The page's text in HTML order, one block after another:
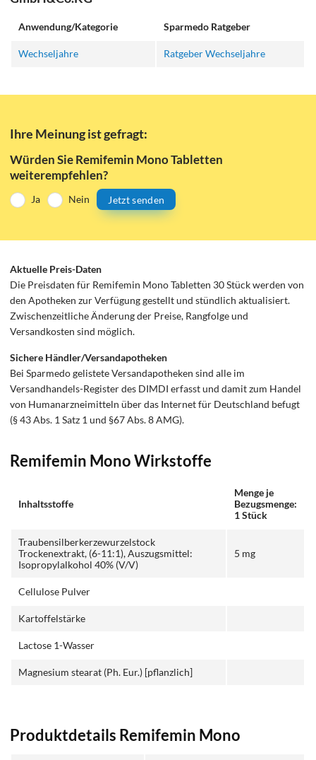
Anwendung/Kategorie Sparmedo Ratgeber
Wechseljahre Ratgeber Wechseljahre
Ihre Meinung ist gefragt:
Würden Sie Remifemin Mono Tabletten
weiterempfehlen?
Ja Nein Jetzt senden
Aktuelle Preis-Daten
Die Preisdaten für Remifemin Mono Tabletten 30 Stück werden von
den Apotheken zur Verfügung gestellt und stündlich aktualisiert.
Zwischenzeitliche Änderung der Preise, Rangfolge und
Versandkosten sind möglich.
Sichere Händler/Versandapotheken
Bei Sparmedo gelistete Versandapotheken sind alle im
Versandhandels-Register des DIMDI erfasst und damit zum Handel
von Humanarzneimitteln über das Internet für Deutschland befugt
(§ 43 Abs. 1 Satz 1 und §67 Abs. 8 AMG).
Remifemin Mono Wirkstoffe
Inhaltsstoffe
Menge je
Bezugsmenge:
1 Stück
Traubensilberkerzewurzelstock
Trockenextrakt, (6-11:1), Auszugsmittel:
Isopropylalkohol 40% (V/V)
5 mg
Cellulose Pulver
Kartoffelstärke
Lactose 1-Wasser
Magnesium stearat (Ph. Eur.) [pflanzlich]
Produktdetails Remifemin Mono